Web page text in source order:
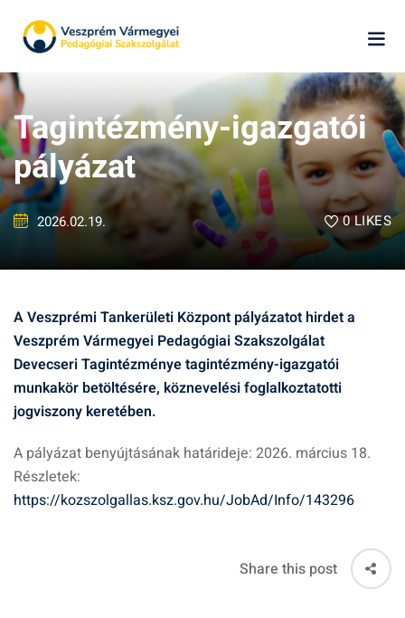
content
Tagintézmény-igazgatói
pályázat
2026.02.19. 0LIKES
A Veszprémi Tankerületi Központ pályázatot hirdet a
Veszprém Vármegyei Pedagógiai Szakszolgálat
Devecseri Tagintézménye tagintézmény-igazgatói
munkakör betöltésére, köznevelési foglalkoztatotti
jogviszony keretében.
A pályázat benyújtásának határideje: 2026. március 18.
Részletek:
https://kozszolgallas.ksz.gov.hu/JobAd/Info/143296
Share this post